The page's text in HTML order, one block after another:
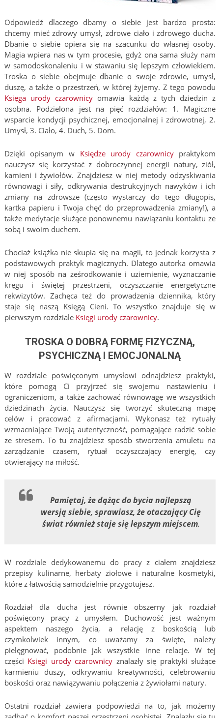
Odpowiedź dlaczego dbamy o siebie jest bardzo prosta:
chcemy mieć zdrowy umysł, zdrowe ciało i zdrowego ducha.
Dbanie o siebie opiera się na szacunku do własnej osoby.
Magia wpiera nas w tym procesie, gdyż ona sama służy nam
w samodoskonaleniu i w stawaniu się lepszym człowiekiem.
Troska o siebie obejmuje dbanie o swoje zdrowie, umysł,
duszę, a także o przestrzeń, w której żyjemy. Z tego powodu
Księga urody czarownicy omawia każdą z tych dziedzin z
osobna. Podzielona jest na pięć rozdziałów: 1. Magiczne
wsparcie kondycji psychicznej, emocjonalnej i zdrowotnej, 2.
Umysł, 3. Ciało, 4. Duch, 5. Dom.
Dzięki opisanym w Księdze urody czarownicypraktykom
nauczysz się korzystać z dobroczynnej energii natury, ziół,
kamieni i żywiołów. Znajdziesz w niej metody odzyskiwania
równowagi i siły, odkrywania destrukcyjnych nawyków i ich
zmiany na zdrowsze (często wystarczy do tego długopis,
kartka papieru i Twoja chęć do przeprowadzenia zmiany!), a
także medytacje służące ponownemu nawiązaniu kontaktu ze
sobą i swoim duchem.
Chociaż książka nie skupia się na magii, to jednak korzysta z
podstawowych praktyk magicznych. Dlatego autorka omawia
w niej sposób na ześrodkowanie i uziemienie, wyznaczanie
kręgu i świętej przestrzeni, oczyszczanie energetyczne
rekwizytów. Zachęca też do prowadzenia dziennika, który
staje się naszą Księgą Cieni. To wszystko znajduje się w
pierwszym rozdziale Księgi urody czarownicy.
TROSKA O DOBRĄ FORMĘ FIZYCZNĄ,
PSYCHICZNĄ I EMOCJONALNĄ
W rozdziale poświęconym umysłowi odnajdziesz praktyki,
które pomogą Ci przyjrzeć się swojemu nastawieniu i
ograniczeniom, a także zachować równowagę we wszystkich
dziedzinach życia. Nauczysz się tworzyć skuteczną mapę
celów i pracować z afirmacjami. Wykonasz też rytuały
wzmacniające Twoją autentyczność, pomagające radzić sobie
ze stresem. To tu znajdziesz sposób stworzenia amuletu na
zarządzanie czasem, rytuał oczyszczający energię, czy
otwierający na miłość.
Pamiętaj, że dążąc do bycia najlepszą
wersją siebie, sprawiasz, że otaczający Cię
świat również staje się lepszym miejscem.
W rozdziale dedykowanemu do pracy z ciałem znajdziesz
przepisy kulinarne, herbaty ziołowe i naturalne kosmetyki,
które z łatwością samodzielnie przygotujesz.
Rozdział dla ducha jest równie obszerny jak rozdział
poświęcony pracy z umysłem. Duchowość jest ważnym
aspektem naszego życia, a relację z boskością lub
czymkolwiek innym, co uważamy za święte, należy
pielęgnować, podobnie jak wszystkie inne relacje. W tej
części Księgi urody czarownicy znalazły się praktyki służące
karmieniu duszy, odkrywaniu kreatywności, celebrowaniu
boskości oraz nawiązywaniu połączenia z żywiołami natury.
Ostatni rozdział zawiera podpowiedzi na to, jak możemy